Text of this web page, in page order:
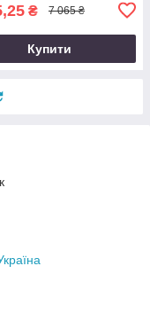
₴ 7 065 ₴
Купити